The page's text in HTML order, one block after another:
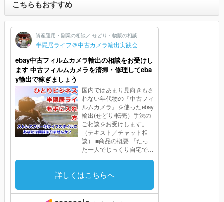
こちらもおすすめ